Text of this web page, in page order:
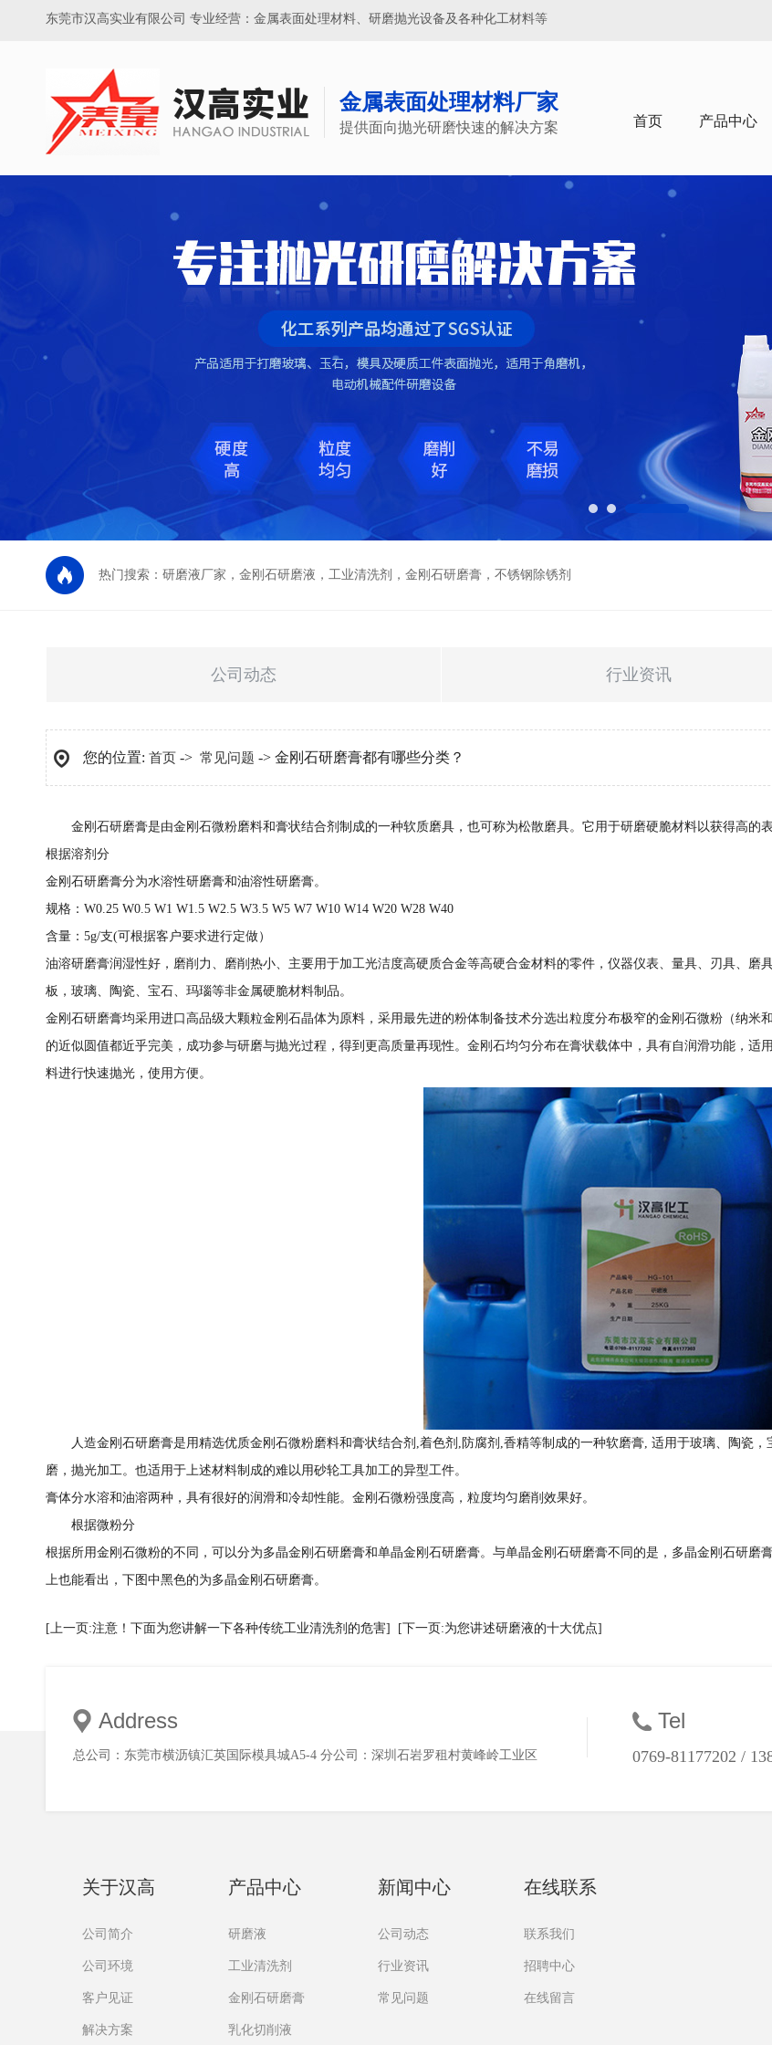
东莞市汉高实业有限公司 专业经营：金属表面处理材料、研磨抛光设备及各种化工材料等
金属表面处理材料厂家
提供面向抛光研磨快速的解决方案 首页 产品中心
热门搜索： 研磨液厂家 ， 金刚石研磨液 ， 工业清洗剂 ， 金刚石研磨膏 ， 不锈钢除锈剂
公司动态 行业资讯
您的位置: 首页 -> 常见问题 -> 金刚石研磨膏都有哪些分类？
金刚石研磨膏是由金刚石微粉磨料和膏状结合剂制成的一种软质磨具，也可称为松散磨具。它用于研磨硬脆材料以获得高的表
根据溶剂分
金刚石研磨膏分为水溶性研磨膏和油溶性研磨膏。
规格：W0.25 W0.5 W1 W1.5 W2.5 W3.5 W5 W7 W10 W14 W20 W28 W40
含量：5g/支(可根据客户要求进行定做）
油溶研磨膏润湿性好，磨削力、磨削热小、主要用于加工光洁度高硬质合金等高硬合金材料的零件，仪器仪表、量具、刃具、
板，玻璃、陶瓷、宝石、玛瑙等非金属硬脆材料制品。
金刚石研磨膏均采用进口高品级大颗粒金刚石晶体为原料，采用最先进的粉体制备技术分选出粒度分布极窄的金刚石微粉（纳
的近似圆值都近乎完美，成功参与研磨与抛光过程，得到更高质量再现性。金刚石均匀分布在膏状载体中，具有自润滑功能，
料进行快速抛光，使用方便。
人造金刚石研磨膏是用精选优质金刚石微粉磨料和膏状结合剂,着色剂,防腐剂,香精等制成的一种软磨膏, 适用于玻璃、陶瓷
磨，抛光加工。也适用于上述材料制成的难以用砂轮工具加工的异型工件。
膏体分水溶和油溶两种，具有很好的润滑和冷却性能。金刚石微粉强度高，粒度均匀磨削效果好。
根据微粉分
根据所用金刚石微粉的不同，可以分为多晶金刚石研磨膏和单晶金刚石研磨膏。与单晶金刚石研磨膏不同的是，多晶金刚石研
上也能看出，下图中黑色的为多晶金刚石研磨膏。
[上一页:注意！下面为您讲解一下各种传统工业清洗剂的危害]
[下一页:为您讲述研磨液的十大优点]
Address
总公司：东莞市横沥镇汇英国际模具城A5-4 分公司：深圳石岩罗租村黄峰岭工业区
Tel
0769-81177202 /
关于汉高
公司简介
公司环境
客户见证
解决方案
产品中心
研磨液
工业清洗剂
金刚石研磨膏
乳化切削液
新闻中心
公司动态
行业资讯
常见问题
在线联系
联系我们
招聘中心
在线留言